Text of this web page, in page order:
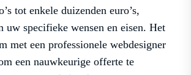
tot enkele duizenden euro’s,
uw specifieke wensen en eisen. Het
met een professionele webdesigner
een nauwkeurige offerte te